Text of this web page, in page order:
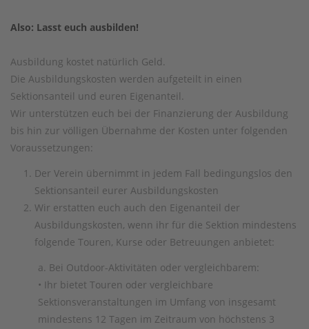
Also: Lasst euch ausbilden!
Ausbildung kostet natürlich Geld.
Die Ausbildungskosten werden aufgeteilt in einen
Sektionsanteil und euren Eigenanteil.
Wir unterstützen euch bei der Finanzierung der Ausbildung
bis hin zur völligen Übernahme der Kosten unter folgenden
Voraussetzungen:
Der Verein übernimmt in jedem Fall bedingungslos den
Sektionsanteil eurer Ausbildungskosten
Wir erstatten euch auch den Eigenanteil der
Ausbildungskosten, wenn ihr für die Sektion mindestens
folgende Touren, Kurse oder Betreuungen anbietet:
a. Bei Outdoor-Aktivitäten oder vergleichbarem:
• Ihr bietet Touren oder vergleichbare
Sektionsveranstaltungen im Umfang von insgesamt
mindestens 12 Tagen im Zeitraum von höchstens 3